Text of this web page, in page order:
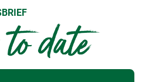
date